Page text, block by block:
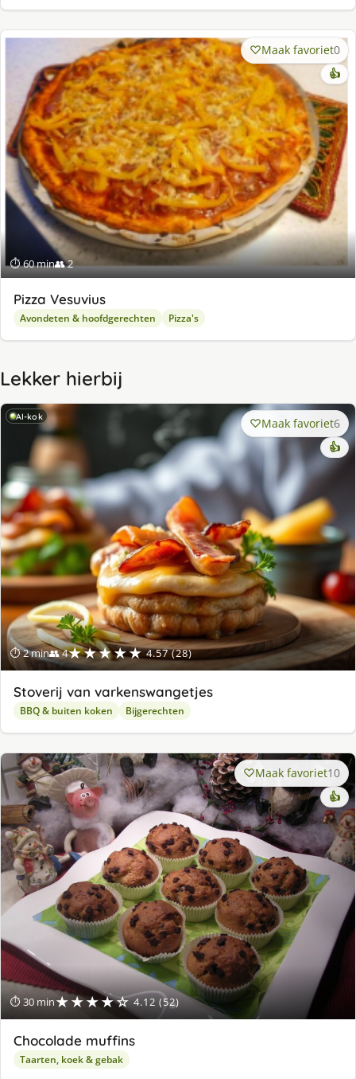
⏱ 60 min👥 2
Maak favoriet0
👍
Pizza Vesuvius
Avondeten & hoofdgerechten Pizza's
Lekker hierbij
AI-kok
⏱ 2 min👥 4★★★★★ 4.57 (28)
Maak favoriet6
👍
Stoverij van varkenswangetjes
BBQ & buiten koken Bijgerechten
⏱ 30 min★★★★☆ 4.12 (52)
Maak favoriet10
👍
Chocolade muffins
Taarten, koek & gebak